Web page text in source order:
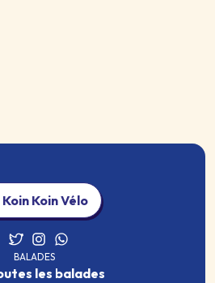
Koin Koin Vélo
BALADES
les balades